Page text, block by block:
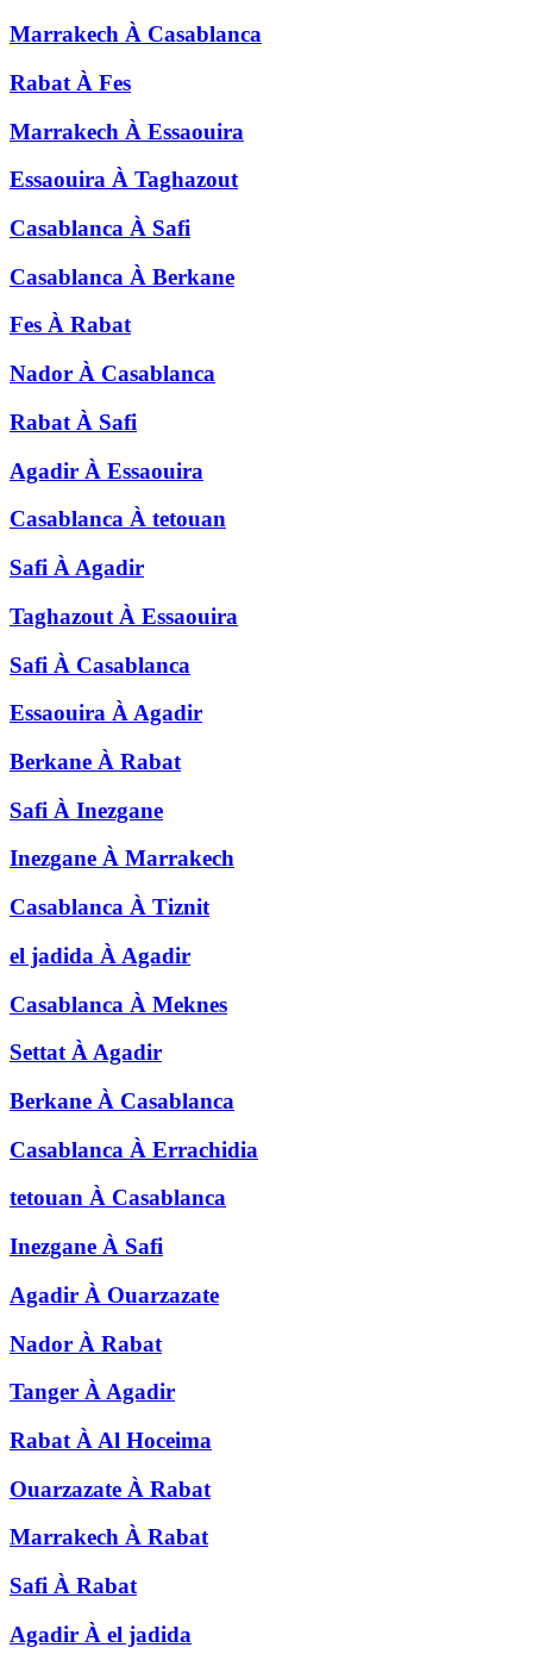
Marrakech À Casablanca
Rabat À Fes
Marrakech À Essaouira
Essaouira À Taghazout
Casablanca À Safi
Casablanca À Berkane
Fes À Rabat
Nador À Casablanca
Rabat À Safi
Agadir À Essaouira
Casablanca À tetouan
Safi À Agadir
Taghazout À Essaouira
Safi À Casablanca
Essaouira ÀAgadir
Berkane À Rabat
Safi À Inezgane
Inezgane À Marrakech
Casablanca À Tiznit
el jadida À Agadir
Casablanca À Meknes
Settat ÀAgadir
Berkane À Casablanca
Casablanca À Errachidia
tetouan À Casablanca
Inezgane À Safi
Agadir À Ouarzazate
Nador À Rabat
Tanger ÀAgadir
Rabat À Al Hoceima
Ouarzazate À Rabat
Marrakech À Rabat
Safi À Rabat
Agadir À el jadida